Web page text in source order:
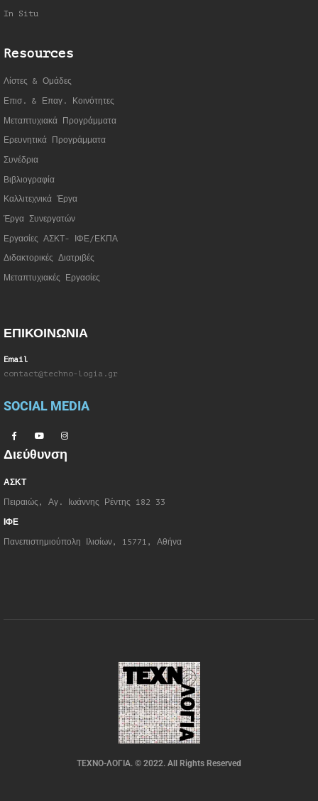
In Situ
Resources
Λίστες & Ομάδες
Επισ. & Επαγ. Κοινότητες
Μεταπτυχιακά Προγράμματα
Ερευνητικά Προγράμματα
Συνέδρια
Βιβλιογραφία
Καλλιτεχνικά Έργα
Έργα Συνεργατών
Εργασίες ΑΣΚΤ- ΙΦΕ/ΕΚΠΑ
Διδακτορικές Διατριβές
Μεταπτυχιακές Εργασίες
ΕΠΙΚΟΙΝΩΝΙΑ
Email
contact@techno-logia.gr
SOCIAL MEDIA
Διεύθυνση
ΑΣΚΤ
Πειραιώς, Αγ. Ιωάννης Ρέντης 182 33
ΙΦΕ
Πανεπιστημιούπολη Ιλισίων, 15771, Αθήνα
ΤΕΧΝΟ-ΛΟΓΙΑ. © 2022. All Rights Reserved